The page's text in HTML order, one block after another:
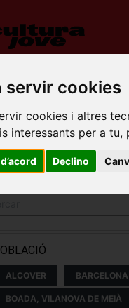
servir cookies
cookies i altres
interessants per a
Declino
CONCERTS
ALCOVER BARCELONA
BOADA, VILANOVA DE MEIÀ